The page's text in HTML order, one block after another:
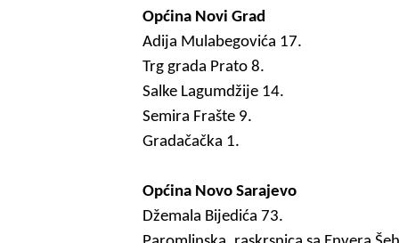
Općina Novi Grad
Adija Mulabegovića 17.
Trg grada Prato 8.
Salke Lagumdžije 14.
Semira Frašte 9.
Gradačačka 1.
Općina Novo Sarajevo
Džemala Bijedića 73.